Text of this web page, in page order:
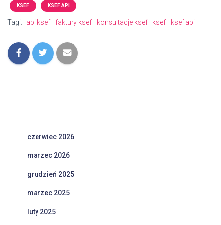
KSEF KSEF API
Tagi: api ksef faktury ksef konsultacje ksef ksef ksef api
czerwiec 2026
marzec 2026
grudzień 2025
marzec 2025
luty 2025